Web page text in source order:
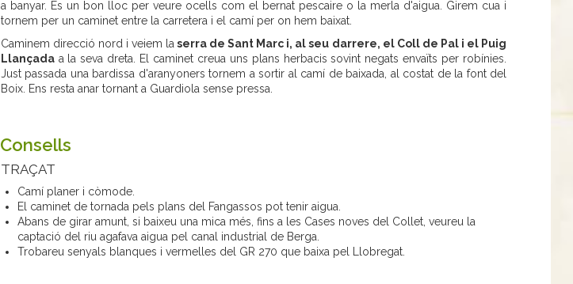
a banyar. És un bon lloc per veure ocells com el bernat pescaire o la merla d'aigua. Girem cua i
tornem per un caminet entre la carretera i el camí per on hem baixat.
Caminem direcció nord i veiem la serra de Sant Marc i, al seu darrere, el Coll de Pal i el Puig
Llançadaa la seva dreta. El caminet creua uns plans herbacis sovint negats envaïts per robínies.
Just passada una bardissa d'aranyoners tornem a sortir al camí de baixada, al costat de la font del
Boix. Ens resta anar tornant a Guardiola sense pressa.
Consells
TRAÇAT
Camí planer i còmode.
El caminet de tornada pels plans del Fangassos pot tenir aigua.
Abans de girar amunt, si baixeu una mica més, fins a les Cases noves del Collet, veureu la
captació del riu agafava aigua pel canal industrial de Berga.
Trobareu senyals blanques i vermelles del GR 270 que baixa pel Llobregat.